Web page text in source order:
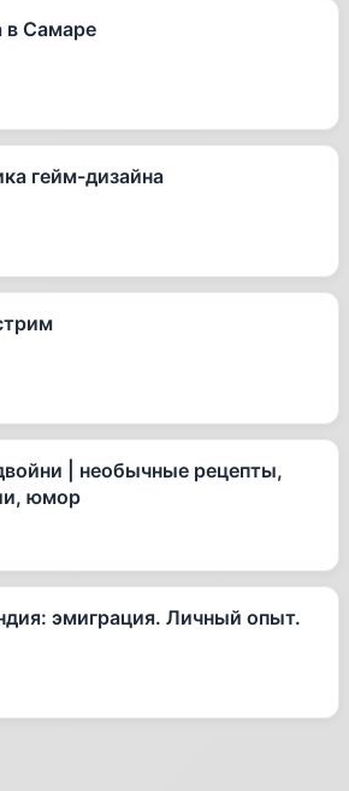
в Самаре
гейм-дизайна
| необычные рецепты,
юмор
эмиграция. Личный опыт.